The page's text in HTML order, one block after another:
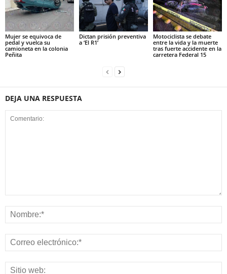
Mujer se equivoca de
pedal y vuelca su
camioneta en la colonia
Peñita
Dictan prisión preventiva
a ‘El R1’
Motociclista se debate
entre la vida y la muerte
tras fuerte accidente en la
carretera Federal 15
DEJA UNA RESPUESTA